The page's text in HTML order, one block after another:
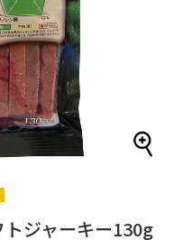
ジャーキー130g